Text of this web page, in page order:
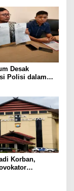
Desak
Polisi dalam
Korban,